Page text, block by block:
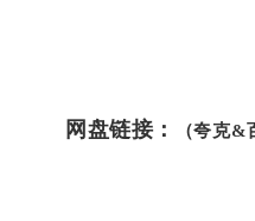
网盘链接： （夸克&